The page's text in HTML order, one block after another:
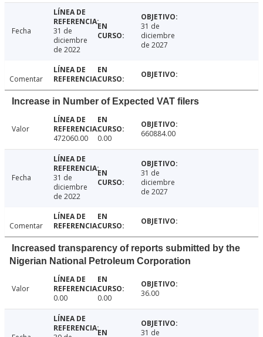
Fecha
31 de
diciembre
de 2022
31 de
diciembre
de 2027
Comentar
Increase in Number of Expected VAT filers
Valor
472060.00
0.00 660884.00
Fecha
31 de
diciembre
de 2022
31 de
diciembre
de 2027
Comentar
Increased transparency of reports submitted by the
Nigerian National Petroleum Corporation
Valor
0.00
0.00 36.00
31 de